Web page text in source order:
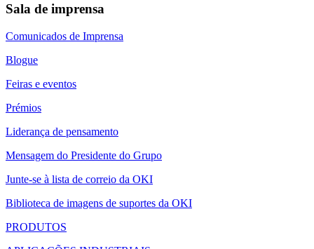
Sala de imprensa
Comunicados de Imprensa
Blogue
Feiras e eventos
Prémios
Liderança de pensamento
Mensagem do Presidente do Grupo
Junte-se à lista de correio da OKI
Biblioteca de imagens de suportes da OKI
PRODUTOS